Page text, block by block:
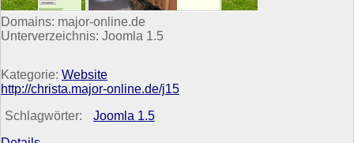
Domains: major-online.de
Unterverzeichnis: Joomla 1.5
Kategorie: Website
http://christa.major-online.de/j15
Schlagwörter:
Joomla 1.5